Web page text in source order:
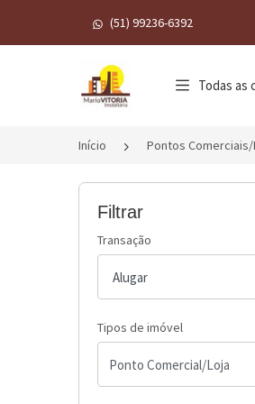
(51) 99236-6392
Página inicial
Todas as
Início Pontos
Filtrar
Transação
Tipos de imóvel